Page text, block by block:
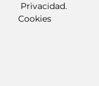
Privacidad.
Cookies